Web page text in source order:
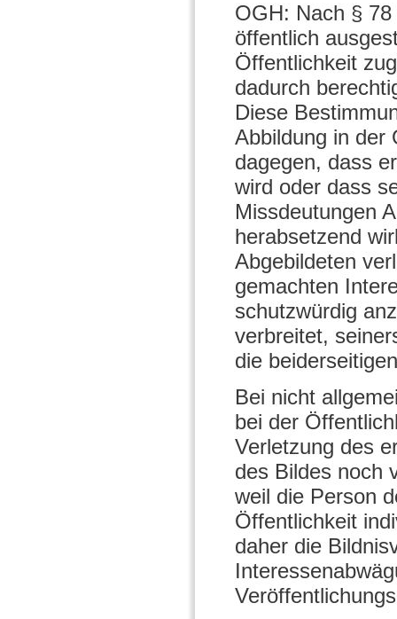
OGH: Nach §
öffentlich
Öffentlichkeit
dadurch
Diese
Abbildung in der
dagegen, dass
wird oder dass
Missdeutungen
herabsetzend
Abgebildeten
gemachten
schutzwürdig
verbreitet,
die
Bei nicht
bei der
Verletzung des
des Bildes noch
weil die Person
Öffentlichkeit
daher die